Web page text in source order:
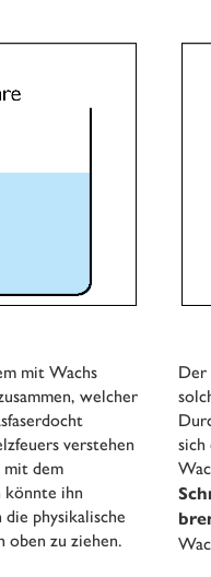
mit Wachs
welcher
verstehen
mit dem
könnte ihn
physikalische
oben zu ziehen.
Der